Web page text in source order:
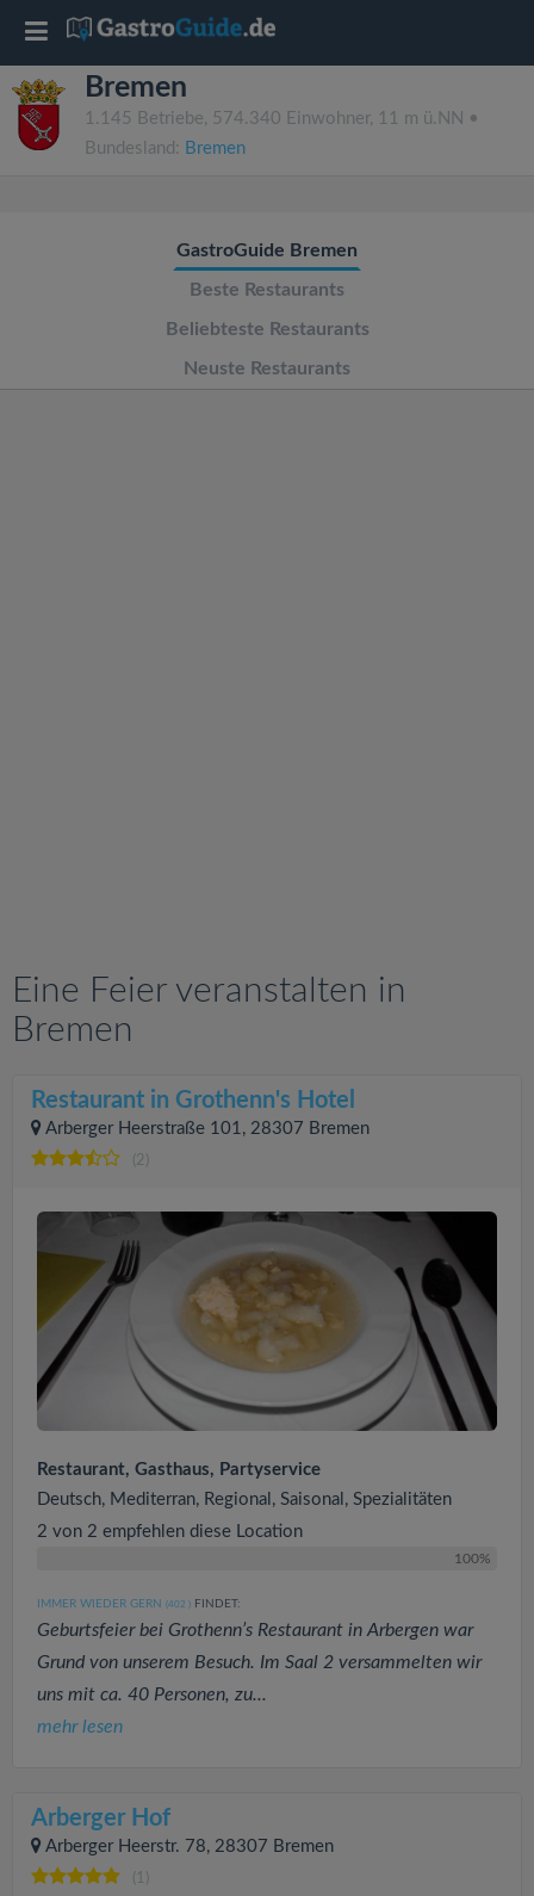
Bremen
1.145 Betriebe, 574.340 Einwohner, 11 m ü.NN •
Bundesland: Bremen
GastroGuide Bremen
Beste Restaurants
Beliebteste Restaurants
Neuste Restaurants
Eine Feier veranstalten in
Bremen
Restaurant in Grothenn's Hotel
Arberger Heerstraße 101, 28307 Bremen
(2)
Restaurant, Gasthaus, Partyservice
Deutsch, Mediterran, Regional, Saisonal, Spezialitäten
2 von 2 empfehlen diese Location
100%
IMMER WIEDER GERN (402 ) FINDET:
Geburtsfeier bei Grothenn’s Restaurant in Arbergen war
Grund von unserem Besuch. Im Saal 2 versammelten wir
uns mit ca. 40 Personen, zu...
mehr lesen
Arberger Hof
Arberger Heerstr. 78, 28307 Bremen
(1)
T
o